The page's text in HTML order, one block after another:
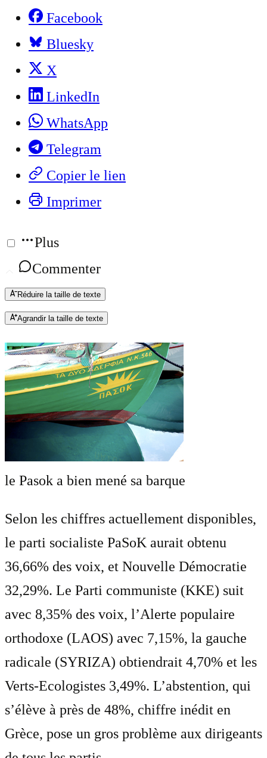
Facebook
Bluesky
X
LinkedIn
WhatsApp
Telegram
Copier le lien
Imprimer
Plus
Commenter
Réduire la taille de texte
Agrandir la taille de texte
le Pasok a bien mené sa barque
Selon les chiffres actuellement disponibles,
le parti socialiste PaSoK aurait obtenu
36,66% des voix, et Nouvelle Démocratie
32,29%. Le Parti communiste (KKE) suit
avec 8,35% des voix, l’Alerte populaire
orthodoxe (LAOS) avec 7,15%, la gauche
radicale (SYRIZA) obtiendrait 4,70% et les
Verts-Ecologistes 3,49%. L’abstention, qui
s’élève à près de 48%, chiffre inédit en
Grèce, pose un gros problème aux dirigeants